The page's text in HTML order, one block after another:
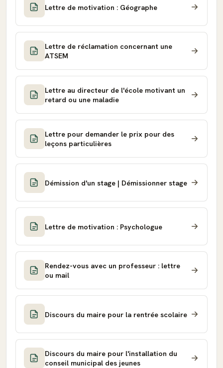
Lettre de motivation : Géographe
Lettre de réclamation concernant une
ATSEM
Lettre au directeur de l'école motivant un
retard ou une maladie
Lettre pour demander le prix pour des
leçons particulières
Démission d'un stage | Démissionner stage
Lettre de motivation : Psychologue
Rendez-vous avec un professeur : lettre
ou mail
Discours du maire pour la rentrée scolaire
Discours du maire pour l'installation du
conseil municipal des jeunes